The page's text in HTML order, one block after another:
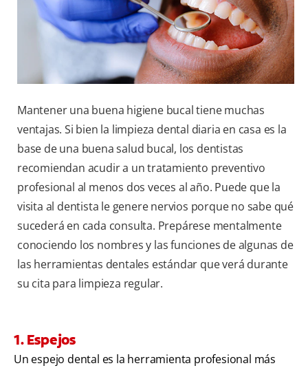
EC (ES)
SUSCRÍBETE
Mantener una buena higiene bucal tiene muchas
ventajas. Si bien la limpieza dental diaria en casa es la
base de una buena salud bucal, los dentistas
recomiendan acudir a un tratamiento preventivo
profesional al menos dos veces al año. Puede que la
visita al dentista le genere nervios porque no sabe qué
sucederá en cada consulta. Prepárese mentalmente
conociendo los nombres y las funciones de algunas de
las herramientas dentales estándar que verá durante
su cita para limpieza regular.
1. Espejos
Un espejo dental es la herramienta profesional más